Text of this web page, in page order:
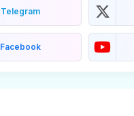
Telegram
Facebook